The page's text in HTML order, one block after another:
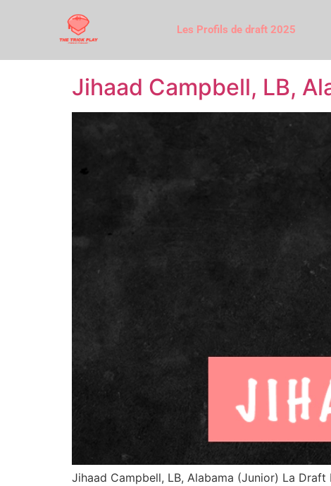
Les Profils de draft 2025
Jihaad Campbell, LB,
Jihaad Campbell, LB, Alabama (Junior) La